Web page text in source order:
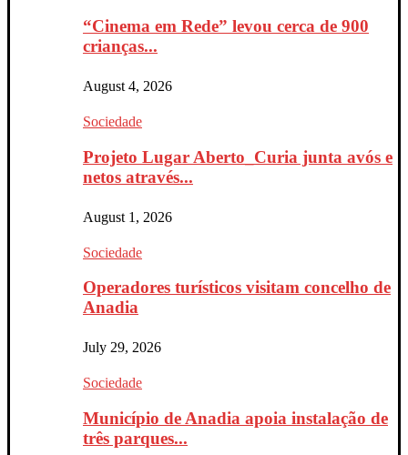
“Cinema em Rede” levou cerca de 900
crianças...
August 4, 2026
Sociedade
Projeto Lugar Aberto_Curia junta avós e
netos através...
August 1, 2026
Sociedade
Operadores turísticos visitam concelho de
Anadia
July 29, 2026
Sociedade
Município de Anadia apoia instalação de
três parques...